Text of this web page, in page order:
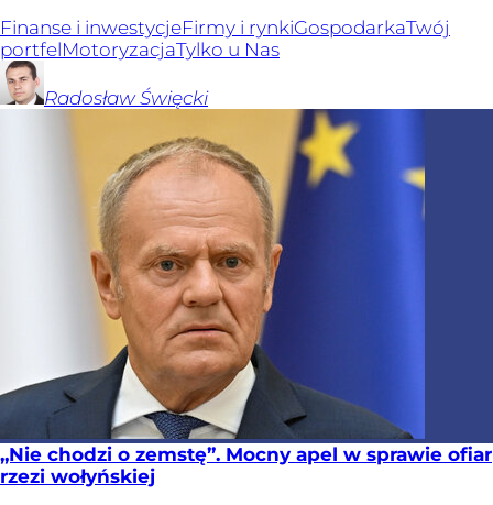
Finanse i inwestycjeFirmy i rynkiGospodarkaTwój
portfelMotoryzacjaTylko u Nas
Radosław Święcki
„Nie chodzi o zemstę”. Mocny apel w sprawie ofiar
rzezi wołyńskiej